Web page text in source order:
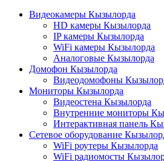
Видеокамеры Кызылорда
HD камеры Кызылорда
IP камеры Кызылорда
WiFi камеры Кызылорда
Аналоговые Кызылорда
Домофон Кызылорда
Видеодомофоны
Мониторы Кызылорда
Видеостена Кызылорда
Внутренние мониторы
Интерактивная панель
Сетевое оборудование
WiFi роутеры Кызылорда
WiFi радиомосты